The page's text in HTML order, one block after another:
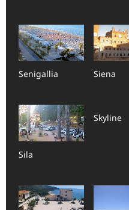
Senigallia Siena
Sila
Skyline